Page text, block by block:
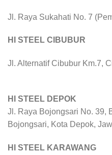
Jl. Raya Sukahati No. 7
HI STEEL CIBUBUR
Jl. Alternatif Cibubur Km.7,
HI STEEL DEPOK
Jl. Raya Bojongsari No. 39,
Bojongsari, Kota Depok,
HI STEEL KARAWANG